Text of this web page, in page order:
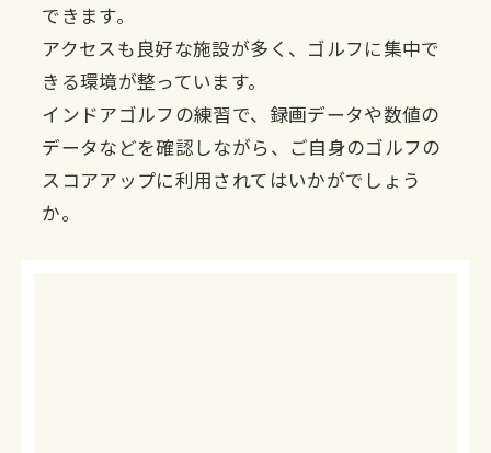
できます。
アクセスも良好な施設が多く、ゴルフに集中で
きる環境が整っています。
インドアゴルフの練習で、録画データや数値の
データなどを確認しながら、ご自身のゴルフの
スコアアップに利用されてはいかがでしょう
か。